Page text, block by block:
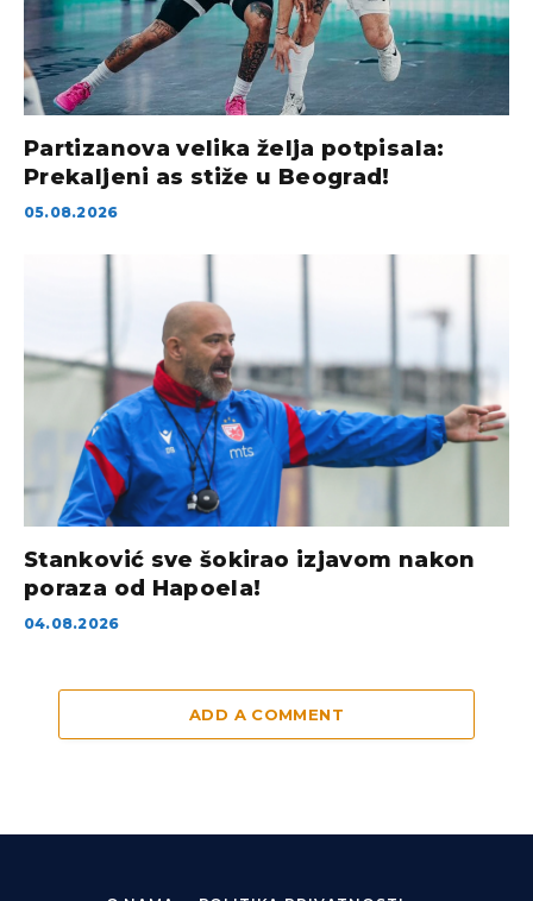
Partizanova velika želja potpisala:
Prekaljeni as stiže u Beograd!
05.08.2026
Stanković sve šokirao izjavom nakon
poraza od Hapoela!
04.08.2026
ADD A COMMENT